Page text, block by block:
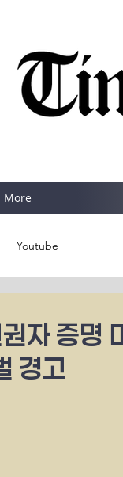
More
Youtube
자 증명
경고